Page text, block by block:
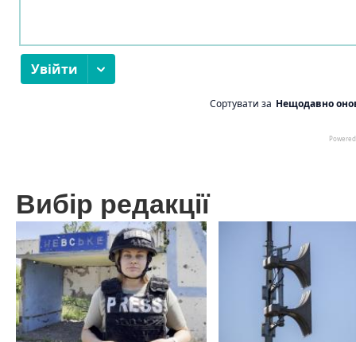
Вибір редакції